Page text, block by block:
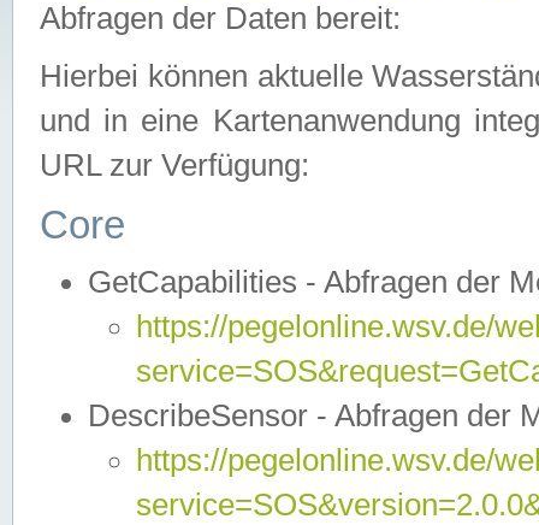
Abfragen der Daten bereit:
Hierbei können aktuelle
und in eine Kartenanwendung
URL zur Verfügung:
Core
GetCapabilities - Abfragen der
https://pegelonline.wsv.de/
DescribeSensor - Abfragen der
https://pegelonline.wsv.de/